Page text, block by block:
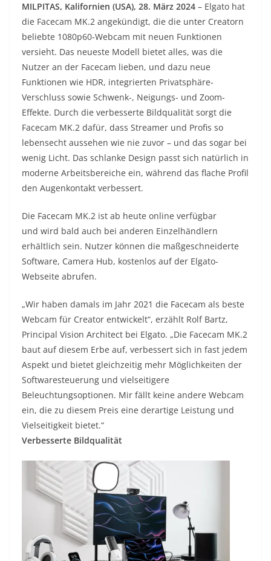
MILPITAS, Kalifornien (USA), 28. März 2024 – Elgato hat
die Facecam MK.2 angekündigt, die die unter Creatorn
beliebte 1080p60-Webcam mit neuen Funktionen
versieht. Das neueste Modell bietet alles, was die
Nutzer an der Facecam lieben, und dazu neue
Funktionen wie HDR, integrierten Privatsphäre-
Verschluss sowie Schwenk-, Neigungs- und Zoom-
Effekte. Durch die verbesserte Bildqualität sorgt die
Facecam MK.2 dafür, dass Streamer und Profis so
lebensecht aussehen wie nie zuvor – und das sogar bei
wenig Licht. Das schlanke Design passt sich natürlich in
moderne Arbeitsbereiche ein, während das flache Profil
den Augenkontakt verbessert.
Die Facecam MK.2 ist ab heute online verfügbar
und wird bald auch bei anderen Einzelhändlern
erhältlich sein. Nutzer können die maßgeschneiderte
Software, Camera Hub, kostenlos auf der Elgato-
Webseite abrufen.
„Wir haben damals im Jahr 2021 die Facecam als beste
Webcam für Creator entwickelt“, erzählt Rolf Bartz,
Principal Vision Architect bei Elgato. „Die Facecam MK.2
baut auf diesem Erbe auf, verbessert sich in fast jedem
Aspekt und bietet gleichzeitig mehr Möglichkeiten der
Softwaresteuerung und vielseitigere
Beleuchtungsoptionen. Mir fällt keine andere Webcam
ein, die zu diesem Preis eine derartige Leistung und
Vielseitigkeit bietet.“
Verbesserte Bildqualität